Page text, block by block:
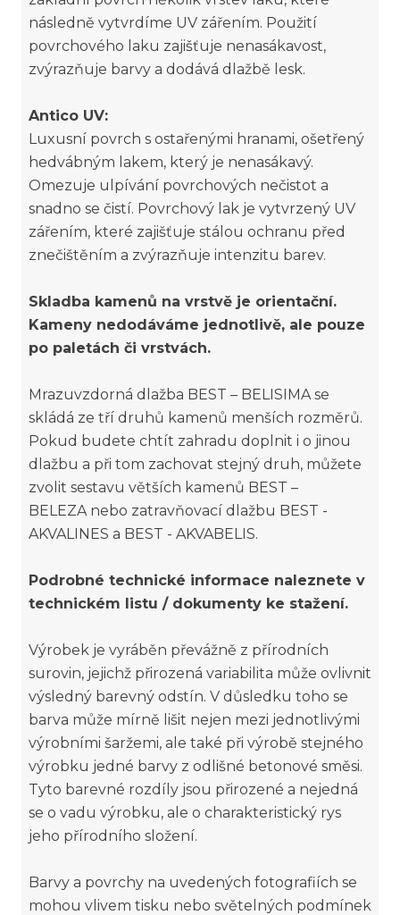
následně vytvrdíme UV zářením. Použití
povrchového laku zajišťuje nenasákavost,
zvýrazňuje barvy a dodává dlažbě lesk.
Antico UV:
Luxusní povrch s ostařenými hranami, ošetřený
hedvábným lakem, který je nenasákavý.
Omezuje ulpívání povrchových nečistot a
snadno se čistí. Povrchový lak je vytvrzený UV
zářením, které zajišťuje stálou ochranu před
znečištěním a zvýrazňuje intenzitu barev.
Skladba kamenů na vrstvě je orientační.
Kameny nedodáváme jednotlivě, ale pouze
po paletách či vrstvách.
Mrazuvzdorná dlažba BEST – BELISIMA se
skládá ze tří druhů kamenů menších rozměrů.
Pokud budete chtít zahradu doplnit i o jinou
dlažbu a při tom zachovat stejný druh, můžete
zvolit sestavu větších kamenů BEST –
BELEZA nebo zatravňovací dlažbu BEST -
AKVALINES a BEST - AKVABELIS.
Podrobné technické informace naleznete v
technickém listu / dokumenty ke stažení.
Výrobek je vyráběn převážně z přírodních
surovin, jejichž přirozená variabilita může ovlivnit
výsledný barevný odstín. V důsledku toho se
barva může mírně lišit nejen mezi jednotlivými
výrobními šaržemi, ale také při výrobě stejného
výrobku jedné barvy z odlišné betonové směsi.
Tyto barevné rozdíly jsou přirozené a nejedná
se o vadu výrobku, ale o charakteristický rys
jeho přírodního složení.
Barvy a povrchy na uvedených fotografiích se
mohou vlivem tisku nebo světelných podmínek